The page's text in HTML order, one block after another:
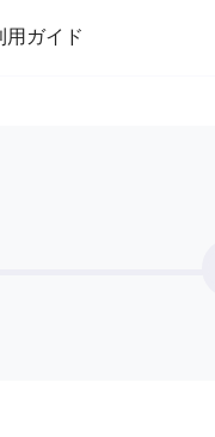
用ガイド
料理